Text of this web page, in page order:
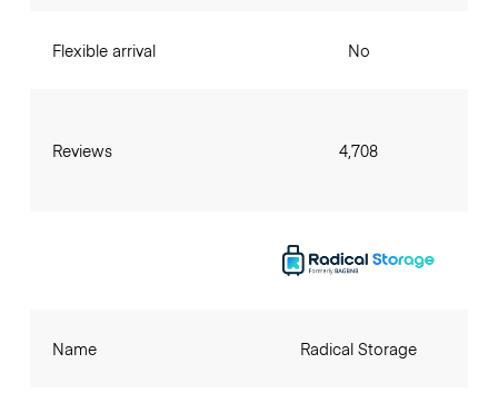
Flexible arrival
Reviews
No
4,708
Name Radical Storage